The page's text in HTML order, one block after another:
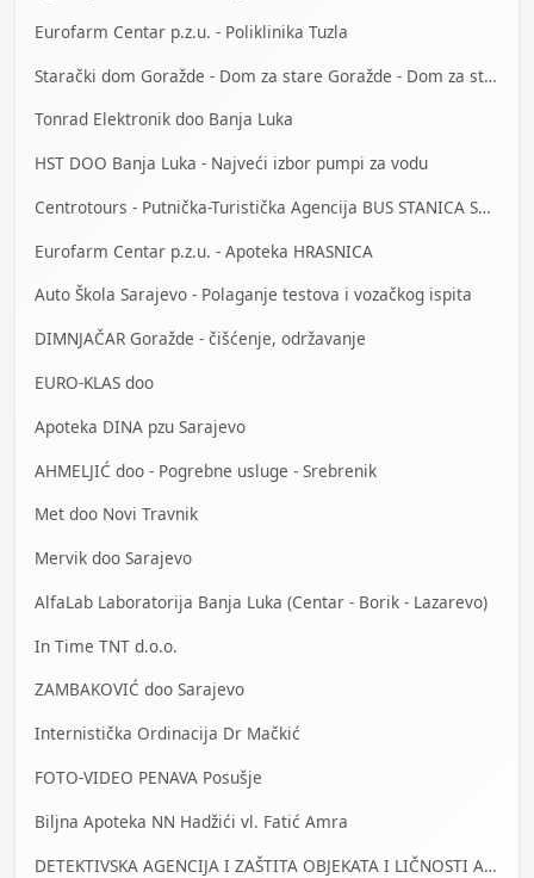
Eurofarm Centar p.z.u. - Poliklinika Tuzla
Starački dom Goražde - Dom za stare Goražde - Dom za stara lica Goražde
Tonrad Elektronik doo Banja Luka
HST DOO Banja Luka - Najveći izbor pumpi za vodu
Centrotours - Putnička-Turistička Agencija BUS STANICA Sarajevo
Eurofarm Centar p.z.u. - Apoteka HRASNICA
Auto Škola Sarajevo - Polaganje testova i vozačkog ispita
DIMNJAČAR Goražde - čišćenje, održavanje
EURO-KLAS doo
Apoteka DINA pzu Sarajevo
AHMELJIĆ doo - Pogrebne usluge - Srebrenik
Met doo Novi Travnik
Mervik doo Sarajevo
AlfaLab Laboratorija Banja Luka (Centar - Borik - Lazarevo)
In Time TNT d.o.o.
ZAMBAKOVIĆ doo Sarajevo
Internistička Ordinacija Dr Mačkić
FOTO-VIDEO PENAVA Posušje
Biljna Apoteka NN Hadžići vl. Fatić Amra
DETEKTIVSKA AGENCIJA I ZAŠTITA OBJEKATA I LIČNOSTI ALFA DM Travnik